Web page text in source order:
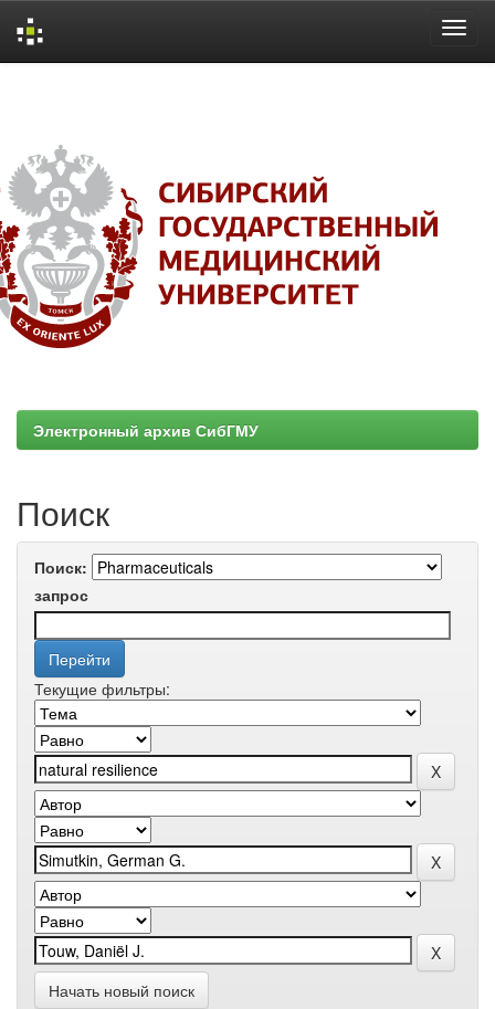
Электронный архив СибГМУ
Поиск
Поиск:
запрос
Текущие фильтры:
Начать новый поиск